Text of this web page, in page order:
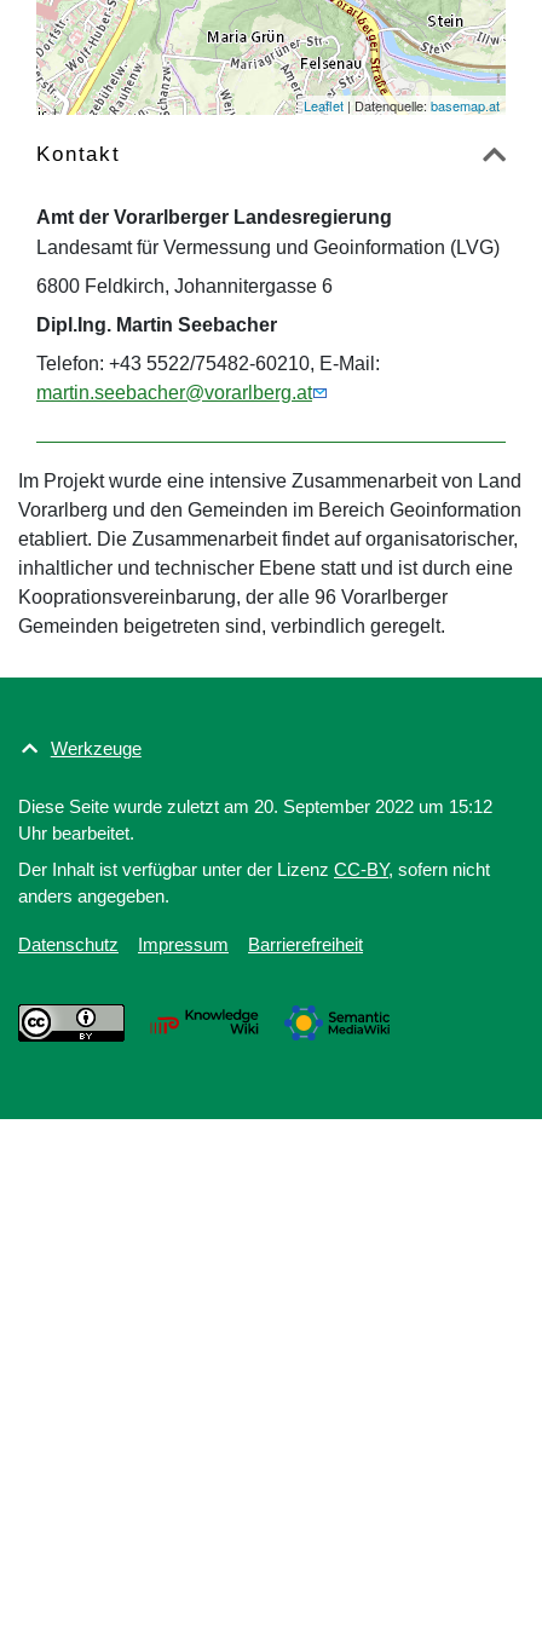
Leaflet | Datenquelle: basemap.at
Kontakt
Amt der Vorarlberger Landesregierung
Landesamt für Vermessung und Geoinformation (LVG)
6800 Feldkirch, Johannitergasse 6
Dipl.Ing. Martin Seebacher
Telefon: +43 5522/75482-60210, E-Mail:
martin.seebacher@vorarlberg.at
Im Projekt wurde eine intensive Zusammenarbeit von Land
Vorarlberg und den Gemeinden im Bereich Geoinformation
etabliert. Die Zusammenarbeit findet auf organisatorischer,
inhaltlicher und technischer Ebene statt und ist durch eine
Kooprationsvereinbarung, der alle 96 Vorarlberger
Gemeinden beigetreten sind, verbindlich geregelt.
Werkzeuge
Diese Seite wurde zuletzt am 20. September 2022 um 15:12
Uhr bearbeitet.
Der Inhalt ist verfügbar unter der Lizenz CC-BY, sofern nicht
anders angegeben.
Datenschutz Impressum Barrierefreiheit